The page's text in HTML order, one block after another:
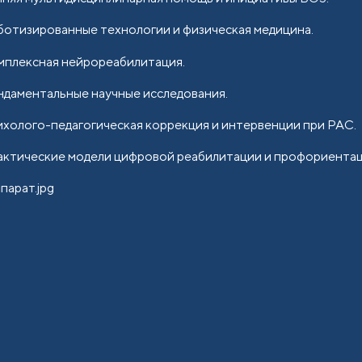
технологии и физическая медицина.
нейрореабилитация.
научные исследования.
педагогическая коррекция и интервенции при РАС.
модели цифровой реабилитации и